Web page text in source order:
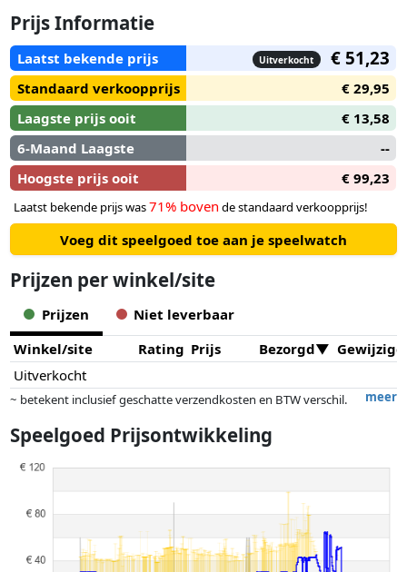
heeft gesleept, wint de kakkerlakkenjacht.
Prijs Informatie
Laatst bekende prijs Uitverkocht € 51,23
Standaard verkoopprijs
€ 29,95
Laagste prijs ooit
€ 13,58
6-Maand Laagste
--
Hoogste prijs ooit
€ 99,23
Laatst bekende prijs was71% boven de standaard verkoopprijs!
Voeg dit speelgoed toe aan je speelwatch
Prijzen per winkel/site
Prijzen
Niet leverbaar
Winkel/site
Rating Prijs Bezorgd
Gewijzigd
Uitverkocht
meer
~ betekent inclusief geschatte verzendkosten en BTW verschil.
gewicht.
Prijzen en beschikbaarheid kunnen zijn veranderd sinds de laatste
partners hebben hier geen enkele invoed op. Alleen bij gelijke prijzen
kunnen historische prestaties de volgorde beïnvloeden.
Speelgoed Prijsontwikkeling